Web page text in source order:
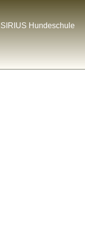
SIRIUS Hundeschule